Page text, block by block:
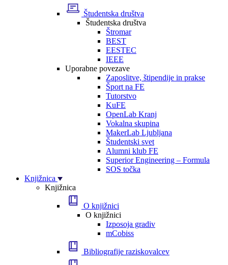
Študentska društva
Študentska društva
Štromar
BEST
EESTEC
IEEE
Uporabne povezave
Zaposlitve, štipendije in prakse
Šport na FE
Tutorstvo
KuFE
OpenLab Kranj
Vokalna skupina
MakerLab Ljubljana
Študentski svet
Alumni klub FE
Superior Engineering – Formula
SOS točka
Knjižnica
Knjižnica
O knjižnici
O knjižnici
Izposoja gradiv
mCobiss
Bibliografije raziskovalcev